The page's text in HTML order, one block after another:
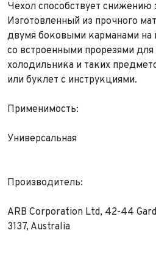
Чехол способствует снижению
Изготовленный из прочного
двумя боковыми карманами на
со встроенными прорезями
холодильника и таких
или буклет с инструкциями.
Применимость:
Универсальная
Производитель:
ARB Corporation Ltd, 42-44
3137, Australia
Обратная
Имя*
Тема сообщения
Ваш город
Для Вашего удобства мы
Выкуп
Телефон*
ФИО*